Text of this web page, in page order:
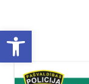
Open toolbar